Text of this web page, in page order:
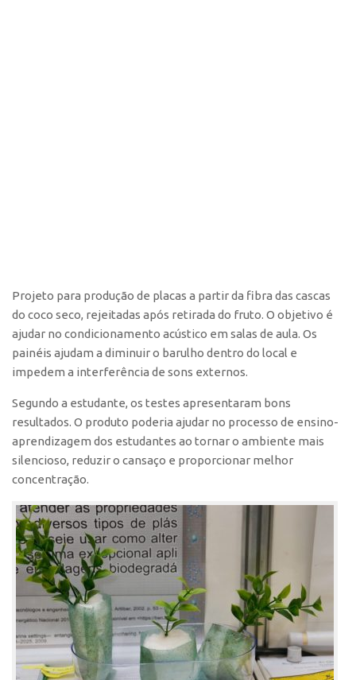
Projeto para produção de placas a partir da fibra das cascas
do coco seco, rejeitadas após retirada do fruto. O objetivo é
ajudar no condicionamento acústico em salas de aula. Os
painéis ajudam a diminuir o barulho dentro do local e
impedem a interferência de sons externos.
Segundo a estudante, os testes apresentaram bons
resultados. O produto poderia ajudar no processo de ensino-
aprendizagem dos estudantes ao tornar o ambiente mais
silencioso, reduzir o cansaço e proporcionar melhor
concentração.